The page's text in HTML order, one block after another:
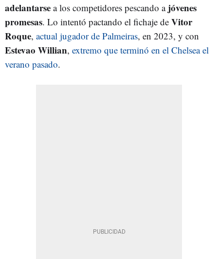
adelantarse a los competidores pescando a jóvenes
promesas. Lo intentó pactando el fichaje de Vitor
Roque, actual jugador de Palmeiras, en 2023, y con
Estevao Willian, extremo que terminó en el Chelsea el
verano pasado.